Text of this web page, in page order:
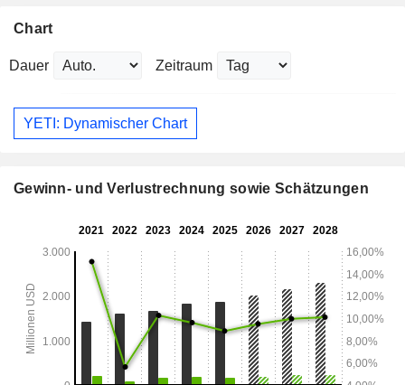
Chart
Dauer Zeitraum
YETI: Dynamischer Chart
Gewinn- und Verlustrechnung sowie Schätzungen